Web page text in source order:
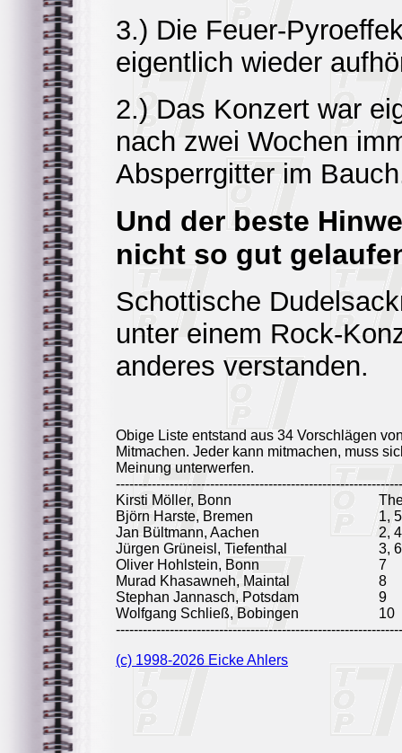
3.) Die Feuer-
eigentlich wieder
2.) Das Konzert war
nach zwei Wochen
Absperrgitter im
Und der beste
nicht so gut
Schottische
unter einem Rock-
anderes verstanden.
Obige Liste entstand aus 34 Vorschlägen
Mitmachen. Jeder kann mitmachen, muss
Meinung unterwerfen.
Kirsti Möller, Bonn
Björn Harste, Bremen
1, 5
Jan Bültmann, Aachen
2, 4
Jürgen Grüneisl, Tiefenthal
3, 6
Oliver Hohlstein, Bonn
7
Murad Khasawneh, Maintal
8
Stephan Jannasch, Potsdam
9
Wolfgang Schließ, Bobingen
10
(c) 1998-2026 Eicke Ahlers